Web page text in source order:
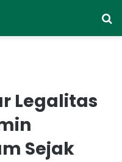
Legalitas
Sejak